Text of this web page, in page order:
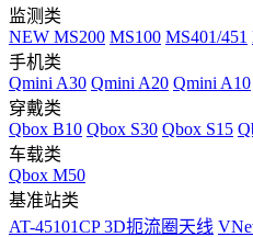
监测类
NEW MS200 MS100 MS401/451
手机类
Qmini A30 Qmini A20 Qmini A10
穿戴类
Qbox B10 Qbox S30 Qbox S15
车载类
Qbox M50
基准站类
AT-45101CP 3D扼流圈天线